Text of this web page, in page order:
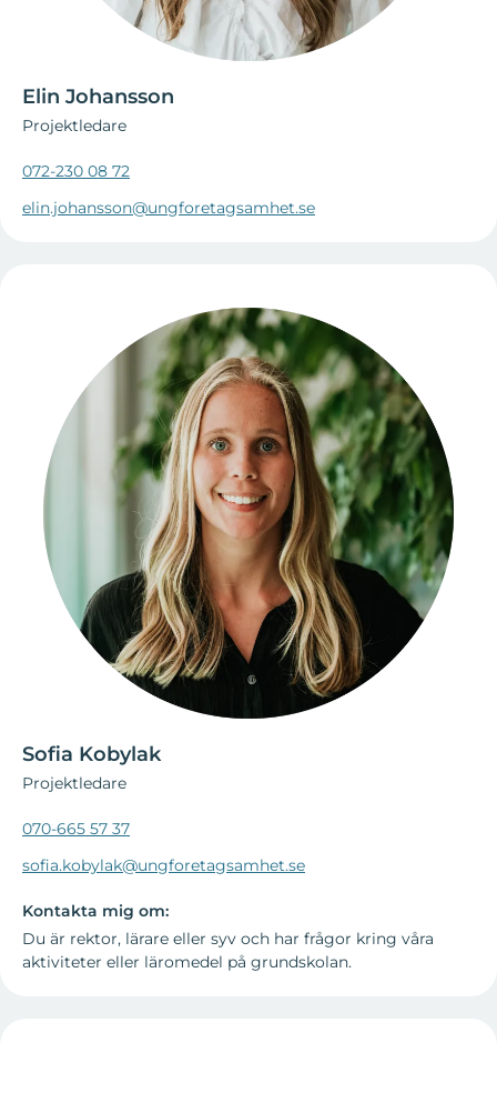
Elin Johansson
Projektledare
072-230 08 72
elin.johansson@ungforetagsamhet.se
Sofia Kobylak
Projektledare
070-665 57 37
sofia.kobylak@ungforetagsamhet.se
Kontakta mig om:
Du är rektor, lärare eller syv och har frågor kring våra
aktiviteter eller läromedel på grundskolan.